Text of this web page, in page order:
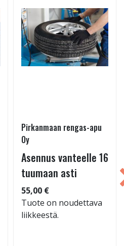
Pirkanmaan rengas-apu
Oy
Asennus vanteelle 16
tuumaan asti
55,00 €
Tuote on noudettava
liikkeestä.